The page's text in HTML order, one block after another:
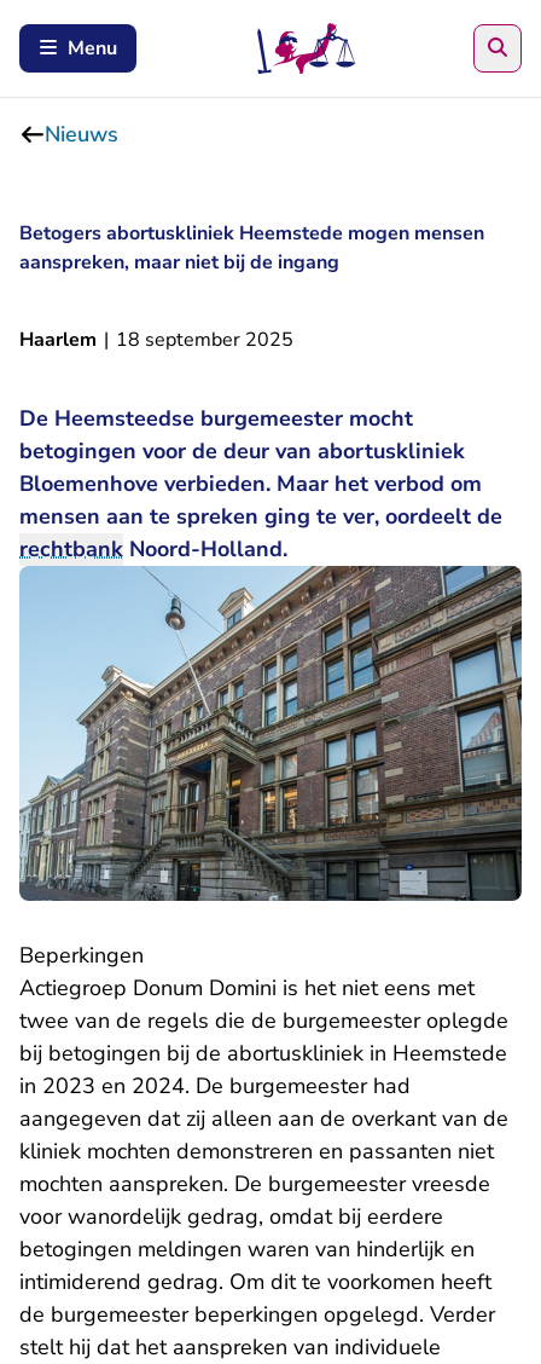
Menu
Nieuws
Betogers abortuskliniek Heemstede mogen mensen
aanspreken, maar niet bij de ingang
Haarlem | 18 september 2025
De Heemsteedse burgemeester mocht
betogingen voor de deur van abortuskliniek
Bloemenhove verbieden. Maar het verbod om
mensen aan te spreken ging te ver, oordeelt de
rechtbank Noord-Holland.
Beperkingen
Actiegroep Donum Domini is het niet eens met
twee van de regels die de burgemeester oplegde
bij betogingen bij de abortuskliniek in Heemstede
in 2023 en 2024. De burgemeester had
aangegeven dat zij alleen aan de overkant van de
kliniek mochten demonstreren en passanten niet
mochten aanspreken. De burgemeester vreesde
voor wanordelijk gedrag, omdat bij eerdere
betogingen meldingen waren van hinderlijk en
intimiderend gedrag. Om dit te voorkomen heeft
de burgemeester beperkingen opgelegd. Verder
stelt hij dat het aanspreken van individuele